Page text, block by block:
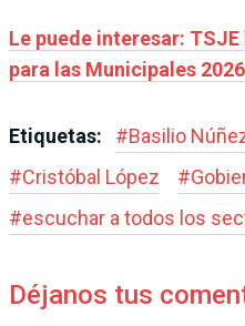
Le puede interesar:
para las Municipales 2026
Etiquetas: #Basilio
#Cristóbal López #
#escuchar a todos los
Déjanos tus